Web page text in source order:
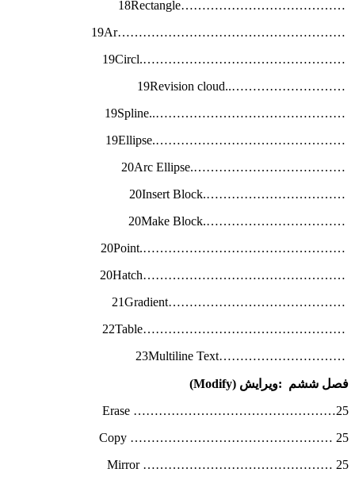
…………………………………18Rectangle
………………………………………………19Ar
………………………………………….19Circl
………………………..19Revision cloud
………………………………………..19Spline
……………………………………….19Ellipse
……………………………….20Arc Ellipse
…………………………….20Insert Block
…………………………….20Make Block
………………………………………….20Point
…………………………………………20Hatch
……………………………………21Gradient
…………………………………………22Table
…………………………23Multiline Text
فصل ششم :ویرایش (Modify)
Erase …………………………………………25
Copy ………………………………………… 25
Mirror ……………………………………… 25